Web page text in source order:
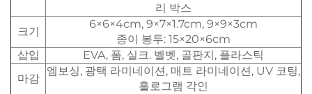
리 박스
크기
6×6×4cm, 9×7×1.7cm, 9×9×3cm
종이 봉투: 15×20×6cm
삽입
EVA, 폼, 실크. 벨벳, 골판지, 플라스틱
마감
엠보싱, 광택 라미네이션, 매트 라미네이션, UV 코팅,
홀로그램 각인